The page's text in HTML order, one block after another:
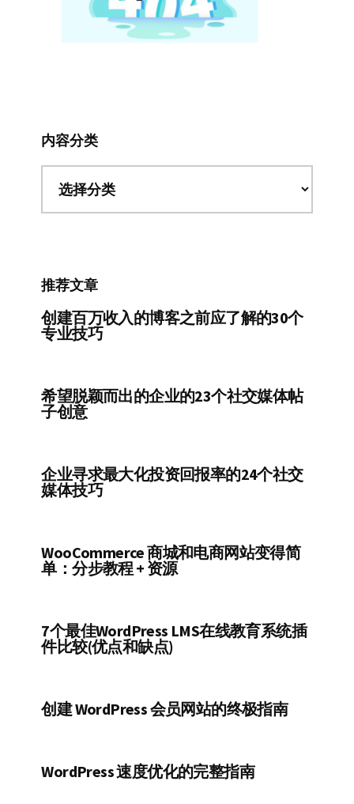
内容分类
分
推荐文章
创建百万收入的博客之前应了解的30个
专业技巧
希望脱颖而出的企业的23个社交媒体帖
子创意
企业寻求最大化投资回报率的24个社交
媒体技巧
WooCommerce 商城和电商网站变得简
单：分步教程 + 资源
7个最佳WordPress LMS在线教育系统插
件比较(优点和缺点)
创建 WordPress 会员网站的终极指南
WordPress 速度优化的完整指南